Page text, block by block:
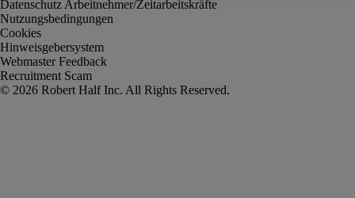
Datenschutz Arbeitnehmer/Zeitarbeitskräfte
Nutzungsbedingungen
Cookies
Hinweisgebersystem
Webmaster Feedback
Recruitment Scam